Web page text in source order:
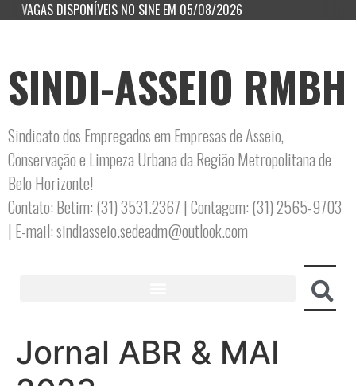
VAGAS DISPONÍVEIS NO SINE EM 05/08/2026
SINDI-ASSEIO RMBH
Sindicato dos Empregados em Empresas de Asseio,
Conservação e Limpeza Urbana da Região Metropolitana de
Belo Horizonte!
Contato: Betim: (31) 3531.2367 | Contagem: (31) 2565-9703
| E-mail: sindiasseio.sedeadm@outlook.com
Jornal ABR & MAI